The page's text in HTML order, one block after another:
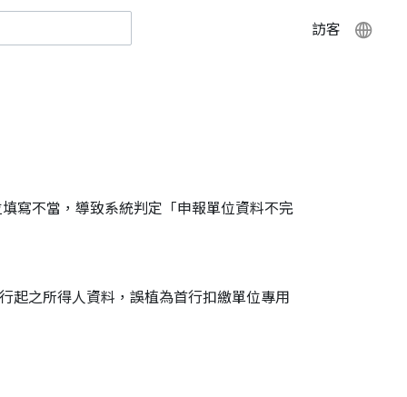
訪客
寫不當，導致系統判定「申報單位資料不完
起之所得人資料，誤植為首行扣繳單位專用